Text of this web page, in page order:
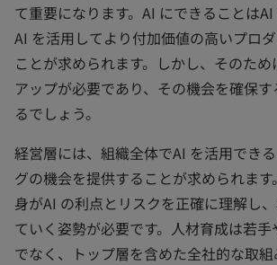
て重要になります。AI にできることは
AI を活用してより付加価値の高いプロ
ことが求められます。しかし、そのた
アップが必要であり、その機会を確保
るでしょう。
経営層には、組織全体でAI を活用でき
グの機会を提供することが求められま
身がAI の利点とリスクを正確に理解し
ていく姿勢が必要です。人材育成は若
でなく、トップ層を含めた全社的な取